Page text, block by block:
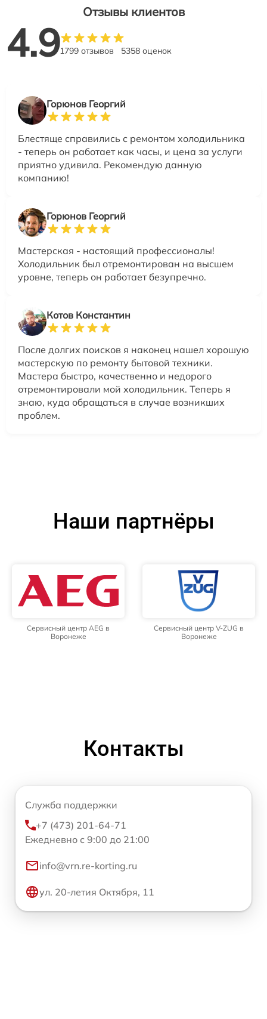
Отзывы клиентов
4.91799 отзывов 5358 оценок
Горюнов Георгий
Блестяще справились с ремонтом холодильника
- теперь он работает как часы, и цена за услуги
приятно удивила. Рекомендую данную
компанию!
Горюнов Георгий
Мастерская - настоящий профессионалы!
Холодильник был отремонтирован на высшем
уровне, теперь он работает безупречно.
Котов Константин
После долгих поисков я наконец нашел хорошую
мастерскую по ремонту бытовой техники.
Мастера быстро, качественно и недорого
отремонтировали мой холодильник. Теперь я
знаю, куда обращаться в случае возникших
проблем.
Наши партнёры
Сервисный центр AEG в
Воронеже
Сервисный центр V-ZUG в
Воронеже
Контакты
Служба поддержки
+7 (473) 201-64-71
Ежедневно с 9:00 до 21:00
info@vrn.re-korting.ru
ул. 20-летия Октября, 11